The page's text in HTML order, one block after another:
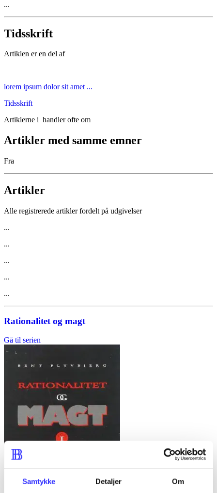
Samtykke Detaljer Om
...
Tidsskrift
Artiklen er en del af
lorem ipsum dolor sit amet ...
Tidsskrift
Artiklerne i handler ofte om
Artikler med samme emner
Fra
Artikler
Alle registrerede artikler fordelt på udgivelser
...
...
...
...
...
Rationalitet og magt
Gå til serien